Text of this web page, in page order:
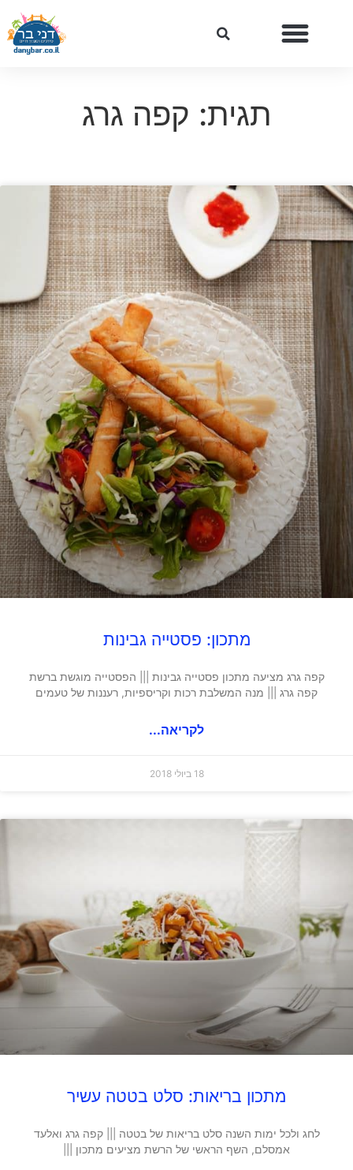
תגית: קפה גרג
מתכון: פסטייה גבינות
קפה גרג מציעה מתכון פסטייה גבינות ||| הפסטייה מוגשת ברשת
קפה גרג ||| מנה המשלבת רכות וקריספיות, רעננות של טעמים
לקריאה...
18 ביולי 2018
מתכון בריאות: סלט בטטה עשיר
לחג ולכל ימות השנה סלט בריאות של בטטה ||| קפה גרג ואלעד
אמסלם, השף הראשי של הרשת מציעים מתכון |||